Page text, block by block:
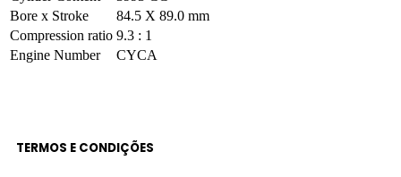
Bore x Stroke
84.5 X 89.0 mm
Compression ratio 9.3 : 1
Engine Number
CYCA
TERMOS E CONDIÇÕES